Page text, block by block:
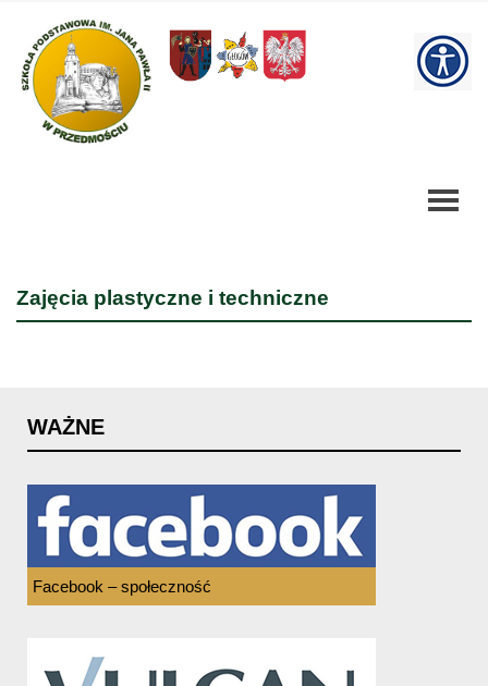
plastyczne
techniczne
Zajęcia plastyczne i techniczne
WAŻNE
Facebook – społeczność